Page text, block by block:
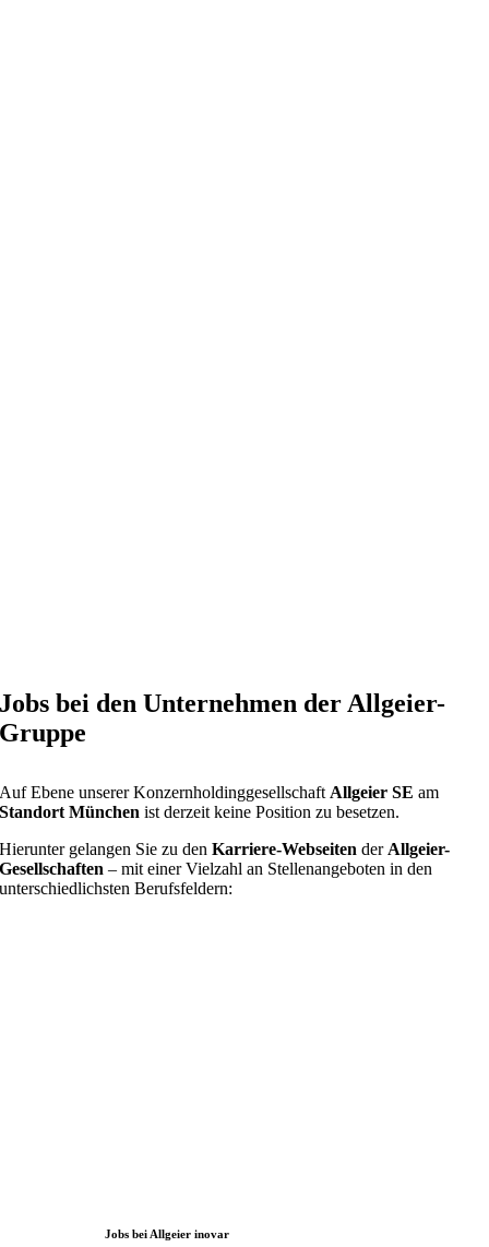
Jobs bei den Unternehmen der Allgeier-
Gruppe
Auf Ebene unserer Konzernholdinggesellschaft Allgeier SE am
Standort München ist derzeit keine Position zu besetzen.
Hierunter gelangen Sie zu denKarriere-Webseiten der Allgeier-
Gesellschaften – mit einer Vielzahl an Stellenangeboten in den
unterschiedlichsten Berufsfeldern:
Jobs bei Allgeier inovar